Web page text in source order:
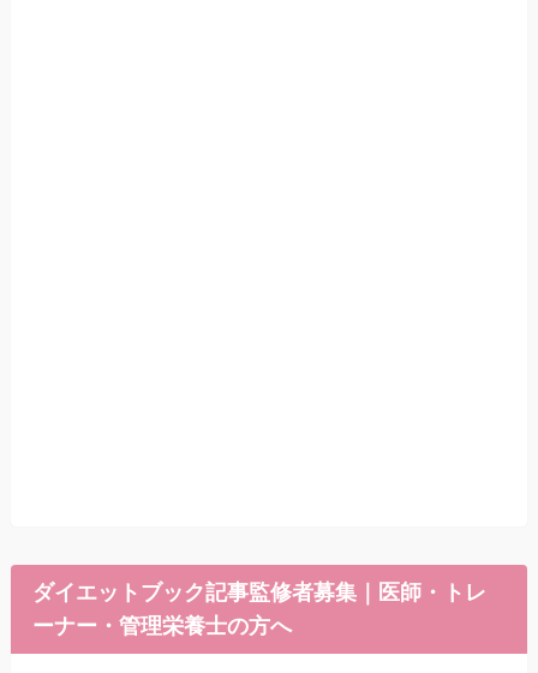
ダイエットブック記事監修者募集｜医師・トレ
ーナー・管理栄養士の方へ